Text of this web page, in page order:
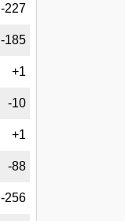
-227
-185
+1
-10
+1
-88
-256